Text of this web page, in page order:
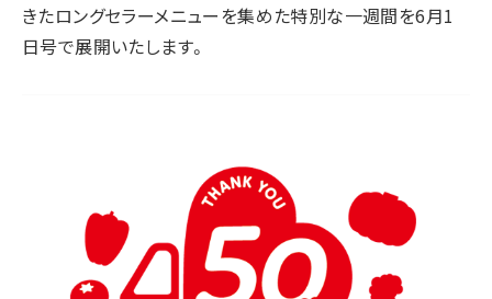
きたロングセラーメニューを集めた特別な一週間を6月1
日号で展開いたします。